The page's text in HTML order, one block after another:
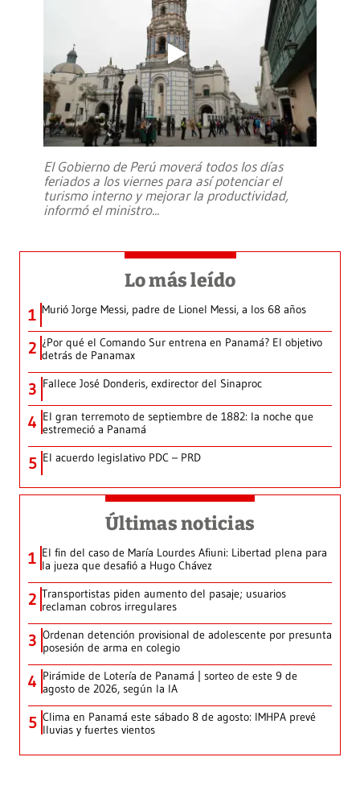
El Gobierno de Perú moverá todos los días
feriados a los viernes para así potenciar el
turismo interno y mejorar la productividad,
informó el ministro...
Lo más leído
1 Murió Jorge Messi, padre de Lionel Messi, a los 68 años
2 ¿Por qué el Comando Sur entrena en Panamá? El objetivo
detrás de Panamax
3 Fallece José Donderis, exdirector del Sinaproc
4 El gran terremoto de septiembre de 1882: la noche que
estremeció a Panamá
5 El acuerdo legislativo PDC – PRD
Últimas noticias
1 El fin del caso de María Lourdes Afiuni: Libertad plena para
la jueza que desafió a Hugo Chávez
2 Transportistas piden aumento del pasaje; usuarios
reclaman cobros irregulares
3 Ordenan detención provisional de adolescente por presunta
posesión de arma en colegio
4 Pirámide de Lotería de Panamá | sorteo de este 9 de
agosto de 2026, según la IA
5 Clima en Panamá este sábado 8 de agosto: IMHPA prevé
lluvias y fuertes vientos